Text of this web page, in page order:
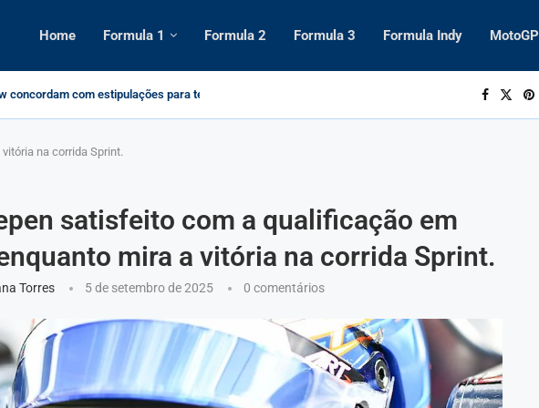
Home Formula 1 Formula 2 Formula 3 Formula Indy MotoGP
concordam com estipulações para testes
de início, como assistir...
2025 da Fórmula 1: Datas, Circuitos e...
de 2025.em Nurburgring nos revela...
2025: Pilotos e Construtores Atualizada
de São Paulo de Formula...
do campeonato de F1 2025 após...
na corrida Sprint.
satisfeito com a qualificação em
mira a vitória na corrida Sprint.
Torres 5 de setembro de 2025 0 comentários